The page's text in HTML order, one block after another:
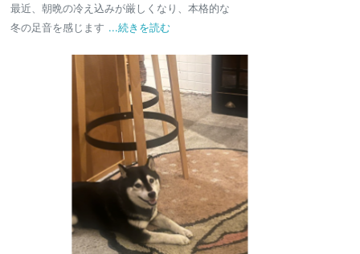
最近、朝晩の冷え込みが厳しくなり、本格的な
冬の足音を感じます ...続きを読む